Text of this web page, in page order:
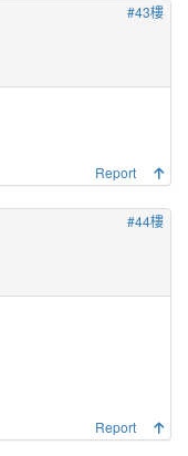
#43樓
Report
#44樓
Report